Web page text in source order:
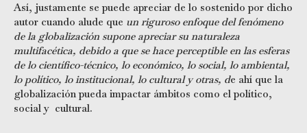
Así, justamente se puede apreciar de lo sostenido por dicho
autor cuando alude que un riguroso enfoque del fenómeno
de la globalización supone apreciar su naturaleza
multifacética, debido a que se hace perceptible en las esferas
de lo científico-técnico, lo económico, lo social, lo ambiental,
lo político, lo institucional, lo cultural y otras, de ahí que la
globalización pueda impactar ámbitos como el político,
social y cultural.